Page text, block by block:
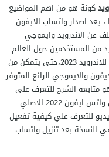
كونة هو من اهم المواضيع
يعد اصدار واتساب الايفون
عن الاندرويد وايموجي
من المستخدمين حول العالم
يبحثون بالانترنت عن طريقة تنزيل واتساب ايفون للاندرويد 2023،حتى يتمكن من
والايموجي الرائع المتوفر
متابعه الشرح للتعرف على
كيفية الاستخدام كما يمكنك من خلال رابط تنزيل واتس ايفون 2022 الاصلي
للتعرف علي كيفية تفعيل
النسخة بعد تنزيل واتساب